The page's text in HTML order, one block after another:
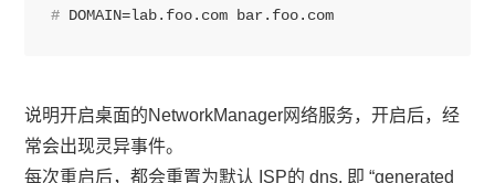
# DOMAIN=lab.foo.com bar.foo.com
说明开启桌面的NetworkManager网络服务，开启后，经
常会出现灵异事件。
每次重启后，都会重置为默认 ISP的 dns. 即 “generated